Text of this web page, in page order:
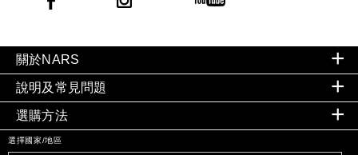
關於NARS
說明及常見問題
選購方法
選擇國家/地區